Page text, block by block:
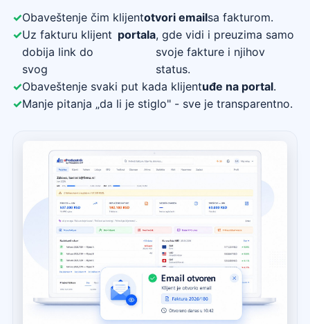
Obaveštenje čim klijentotvori emailsa fakturom.
Uz fakturu klijent
dobija link do
svog
portala, gde vidi i preuzima samo
svoje fakture i njihov
status.
Obaveštenje svaki put kada klijentuđe na portal.
Manje pitanja „da li je stiglo" - sve je transparentno.